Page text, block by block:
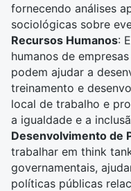
fornecendo análises
sociológicas sobre
Recursos Humanos:
humanos de
podem ajudar a
treinamento e
local de trabalho e
a igualdade e a
Desenvolvimento de
trabalhar em think
governamentais,
políticas públicas